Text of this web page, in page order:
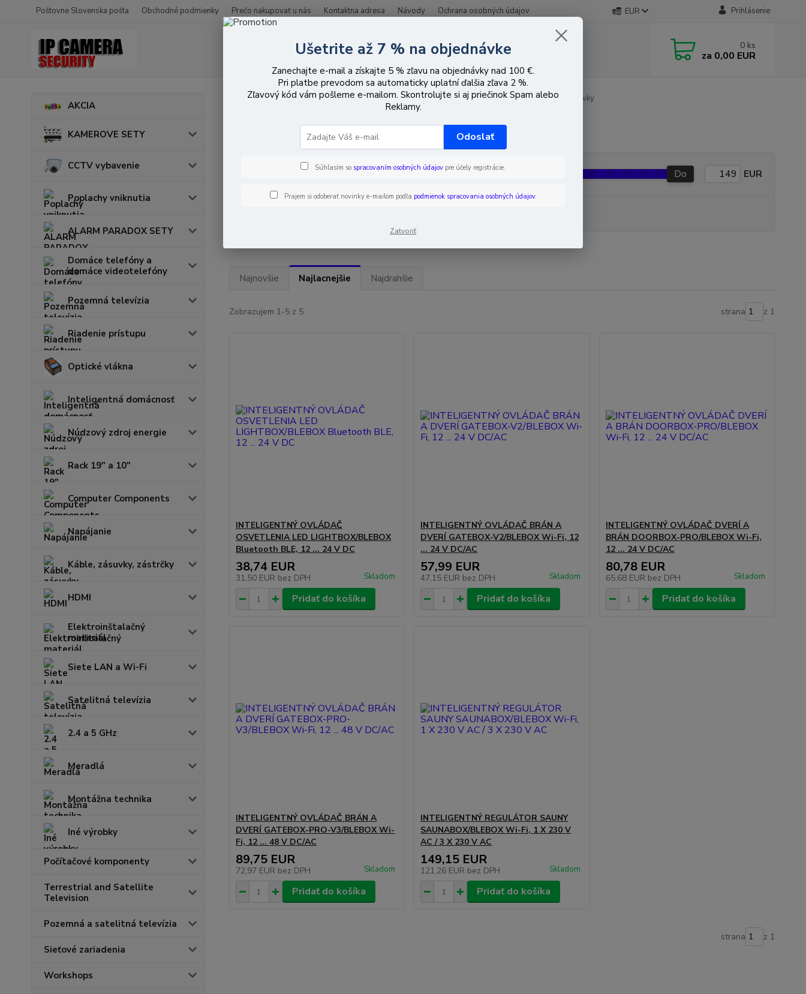
Poštovne Slovenska pošta Obchodné podmienky Prečo nakupovať u nás Kontaktna adresa Návody Ochrana osobných údajov EUR Prihlásenie
Hľadať 0 ks
za 0,00 EUR
AKCIA
KAMEROVE SETY
CCTV vybavenie
Poplachy vniknutia
ALARM PARADOX SETY
Domáce telefóny a
domáce videotelefóny
Pozemná televízia
Riadenie prístupu
Optické vlákna
Inteligentná domácnosť
Núdzový zdroj energie
Rack 19" a 10"
Computer Components
Napájanie
Káble, zásuvky, zástrčky
HDMI
Elektroinštalačný
materiál
Siete LAN a Wi-Fi
Satelitná televízia
2.4 a 5 GHz
Meradlá
Montážna technika
Iné výrobky
Počítačové komponenty
Terrestrial and Satellite
Television
Pozemná a satelitná televízia
Sieťové zariadenia
Workshops
Úvod Domácnosť/Záhrada/Motorizmus Inteligentná domácnosť BleBox Výkonné prvky
Výkonné prvky
EUR Od Do EUR
Najnovšie Najlacnejšie Najdrahšie
Zobrazujem 1-5 z 5 strana z 1
INTELIGENTNÝ OVLÁDAČ
OSVETLENIA LED LIGHTBOX/BLEBOX
Bluetooth BLE, 12 ... 24 V DC
38,74 EUR
31,50 EUR bez DPH Skladom
Pridať do košíka
INTELIGENTNÝ OVLÁDAČ BRÁN A
DVERÍ GATEBOX-V2/BLEBOX Wi-Fi, 12
... 24 V DC/AC
57,99 EUR
47,15 EUR bez DPH Skladom
Pridať do košíka
INTELIGENTNÝ OVLÁDAČ DVERÍ A
BRÁN DOORBOX-PRO/BLEBOX Wi-Fi,
12 ... 24 V DC/AC
80,78 EUR
65,68 EUR bez DPH Skladom
Pridať do košíka
INTELIGENTNÝ OVLÁDAČ BRÁN A
DVERÍ GATEBOX-PRO-V3/BLEBOX Wi-
Fi, 12 ... 48 V DC/AC
89,75 EUR
72,97 EUR bez DPH Skladom
Pridať do košíka
INTELIGENTNÝ REGULÁTOR SAUNY
SAUNABOX/BLEBOX Wi-Fi, 1 X 230 V
AC / 3 X 230 V AC
149,15 EUR
121,26 EUR bez DPH Skladom
Pridať do košíka
strana z 1
Ušetrite až 7 % na objednávke
Zanechajte e-mail a získajte 5 % zľavu na objednávky nad 100 €.
Pri platbe prevodom sa automaticky uplatní ďalšia zľava 2 %.
Zľavový kód vám pošleme e-mailom. Skontrolujte si aj priečinok Spam alebo
Reklamy.
Odoslať
Súhlasím so spracovaním osobných údajov pre účely registrácie.
Prajem si odoberať novinky e-mailom podľa podmienok spracovania osobných údajov.
Zatvoriť